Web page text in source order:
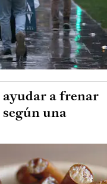
ayudar a frenar
una